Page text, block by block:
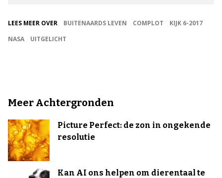
LEES MEER OVER BUITENAARDS LEVEN COMPLOT
KIJK 6-2017
NASA
UITGELICHT
Meer Achtergronden
Picture Perfect: de zon in ongekende
resolutie
Kan AI ons helpen om dierentaal te